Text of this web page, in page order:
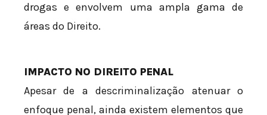
drogas e envolvem uma ampla gama de
áreas do Direito.
IMPACTO NO DIREITO PENAL
Apesar de a descriminalização atenuar o
enfoque penal, ainda existem elementos que